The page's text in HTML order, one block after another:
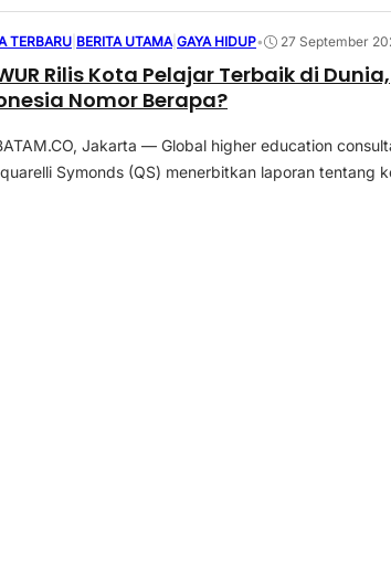
TERBARU BERITA UTAMA |GAYA HIDUP• 27 September
Rilis Kota Pelajar Terbaik di Dunia,
Nomor Berapa?
Jakarta — Global higher education
Symonds (QS) menerbitkan laporan tentang